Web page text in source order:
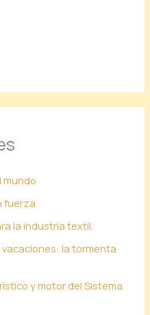
mundo
fuerza
la industria textil.
vacaciones: la tormenta
y motor del Sistema